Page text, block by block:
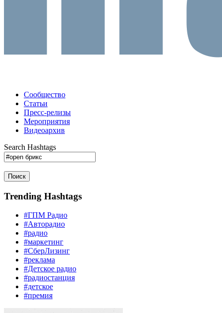
Сообщество
Статьи
Пресс-релизы
Мероприятия
Видеоархив
Search Hashtags
Поиск
Trending Hashtags
#ГПМ Радио
#Авторадио
#радио
#маркетинг
#СберЛизинг
#реклама
#Детское радио
#радиостанция
#детское
#премия